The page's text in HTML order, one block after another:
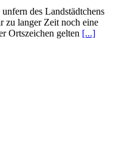
des Landstädtchens
zu langer Zeit noch eine
Ortszeichen gelten [...]